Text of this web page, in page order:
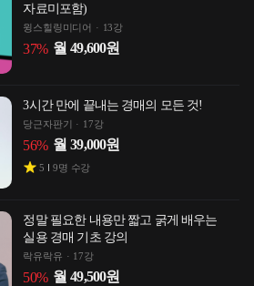
자료미포함)
윙스힐링미디어 13강
37% 월 49,600원
3시간 만에 끝내는 경매의 모든 것!
당근자판기 17강
56% 월 39,000원
5 9명 수강
정말 필요한 내용만 짧고 굵게 배우는
실용 경매 기초 강의
락유락유 17강
50% 월 49,500원